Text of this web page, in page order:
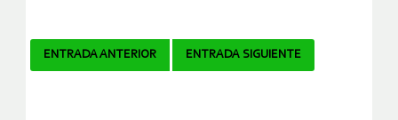
Navegador
ENTRADA ANTERIOR ENTRADA SIGUIENTE